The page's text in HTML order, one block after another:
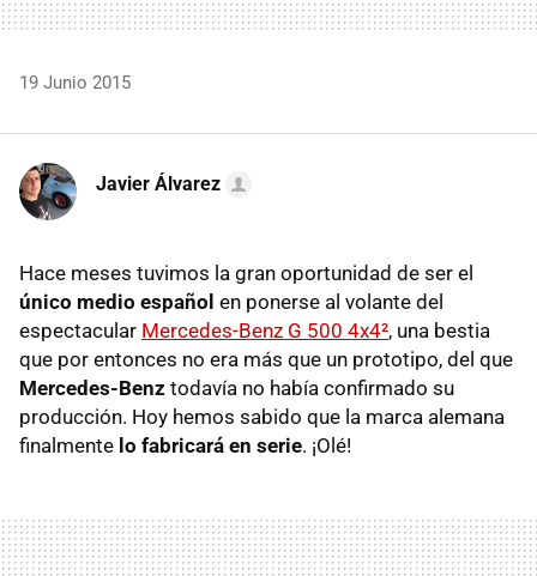
19 Junio 2015
Javier Álvarez
Hace meses tuvimos la gran oportunidad de ser el
único medio español en ponerse al volante del
espectacular Mercedes-Benz G 500 4x4², una bestia
que por entonces no era más que un prototipo, del que
Mercedes-Benz todavía no había confirmado su
producción. Hoy hemos sabido que la marca alemana
finalmente lo fabricará en serie. ¡Olé!